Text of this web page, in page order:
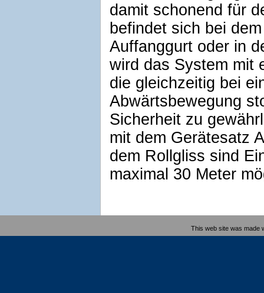
damit schonend für
befindet sich bei
Auffanggurt oder in
wird das System mit
die gleichzeitig bei
Abwärtsbewegung
Sicherheit zu
mit dem Gerätesatz
dem Rollgliss sind
maximal 30 Meter
This web site was made